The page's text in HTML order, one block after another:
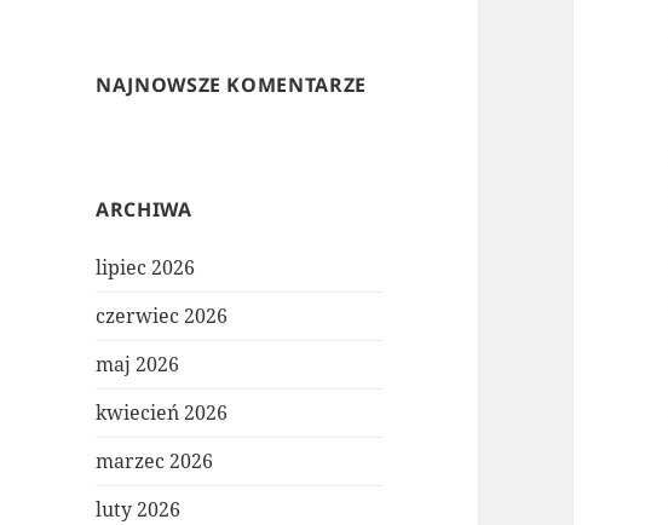
NAJNOWSZE KOMENTARZE
ARCHIWA
lipiec 2026
czerwiec 2026
maj 2026
kwiecień 2026
marzec 2026
luty 2026